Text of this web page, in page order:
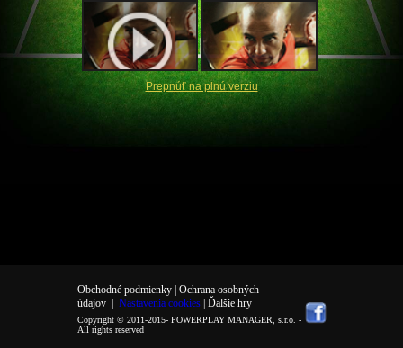
Prepnúť na plnú verziu
Obchodné podmienky | Ochrana osobných
údajov| Nastavenia cookies | Ďalšie hry
Copyright © 2011-2015- POWERPLAY MANAGER, s.r.o. -
All rights reserved